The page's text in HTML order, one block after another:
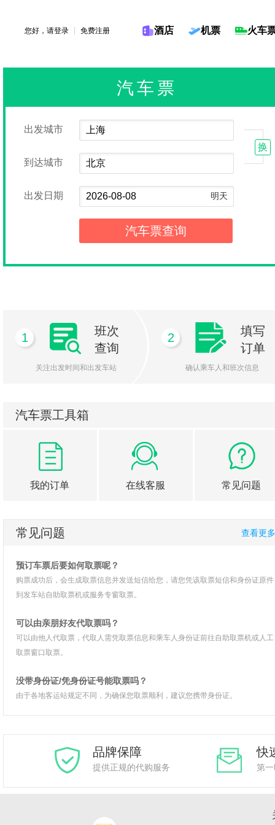
您好，请登录 免费注册 酒店 机票 火车
汽车票
出发城市
到达城市
出发日期 明天
换
1
班次
查询
关注出发时间和出发车站
2
填写
订单
确认乘车人和班次信息
汽车票工具箱
我的订单 在线客服 常见问题
常见问题 查看更多
预订车票后要如何取票呢？
购票成功后，会生成取票信息并发送短信给您，请您凭该取票短信和身份证原件
到发车站自助取票机或服务专窗取票。
可以由亲朋好友代取票吗？
可以由他人代取票，代取人需凭取票信息和乘车人身份证前往自助取票机或人工
取票窗口取票。
没带身份证/凭身份证号能取票吗？
由于各地客运站规定不同，为确保您取票顺利，建议您携带身份证。
品牌保障
提供正规的代购服务
快
第